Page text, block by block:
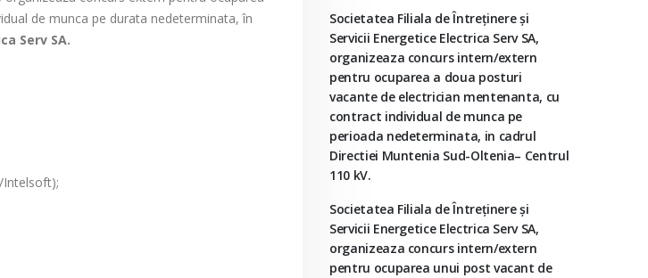
de munca pe durata nedeterminata, în
Serv SA.
Intelsoft);
Societatea Filiala de Întreţinere şi
Servicii Energetice Electrica Serv SA,
organizeaza concurs intern/extern
pentru ocuparea a doua posturi
vacante de electrician mentenanta, cu
contract individual de munca pe
perioada nedeterminata, in cadrul
Directiei Muntenia Sud-Oltenia– Centrul
110 kV.
Societatea Filiala de Întreţinere şi
Servicii Energetice Electrica Serv SA,
organizeaza concurs intern/extern
pentru ocuparea unui post vacant de